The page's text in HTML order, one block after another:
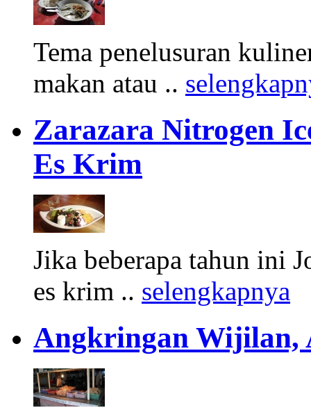
Tema penelusuran
makan atau ..
Zarazara Nitrogen
Es Krim
Jika beberapa tahun ini
es krim .. selengkapnya
Angkringan Wijilan,